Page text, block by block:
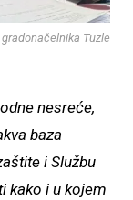
Tuzle
nesreće,
baza
i Službu
kako i u kojem